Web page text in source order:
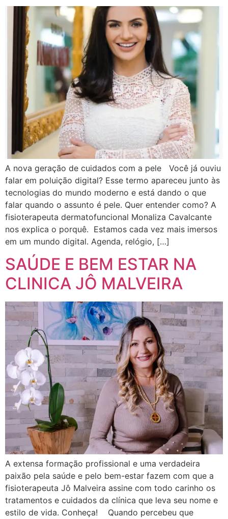
A nova geração de cuidados com a pele Você já ouviu
falar em poluição digital? Esse termo apareceu junto às
tecnologias do mundo moderno e está dando o que
falar quando o assunto é pele. Quer entender como? A
fisioterapeuta dermatofuncional Monaliza Cavalcante
nos explica o porquê. Estamos cada vez mais imersos
em um mundo digital. Agenda, relógio, […]
SAÚDE E BEM ESTAR NA
CLINICA JÔ MALVEIRA
A extensa formação profissional e uma verdadeira
paixão pela saúde e pelo bem-estar fazem com que a
fisioterapeuta Jô Malveira assine com todo carinho os
tratamentos e cuidados da clínica que leva seu nome e
estilo de vida. Conheça! Quando percebeu que